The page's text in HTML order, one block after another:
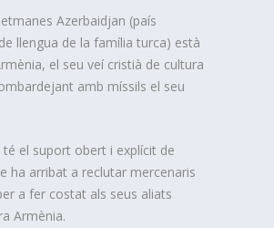
Azerbaidjan (país
llengua de la família turca) està
el seu veí cristià de cultura
amb míssils el seu
té el suport obert i explícit de
ha arribat a reclutar mercenaris
a fer costat als seus aliats
Armènia.